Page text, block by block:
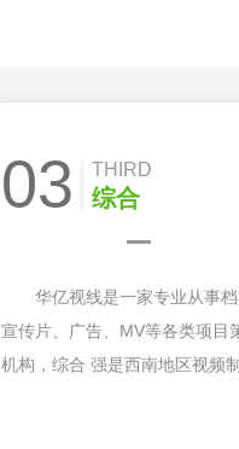
03 THIRD
综合
华亿视线是一家专业从事
宣传片、广告、MV等各类项目
机构，综合 强是西南地区视频